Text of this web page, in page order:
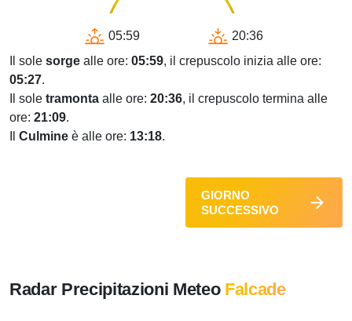
05:59
20:36
Il sole sorge alle ore: 05:59, il crepuscolo inizia alle ore:
05:27.
Il sole tramonta alle ore: 20:36, il crepuscolo termina alle
ore: 21:09.
Culmine è alle ore: 13:18.
GIORNO
SUCCESSIVO
Radar Precipitazioni Meteo Falcade